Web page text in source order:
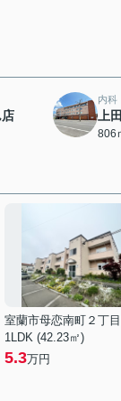
内科
上
806
室蘭市母恋南町２丁目
1LDK (42.23㎡)
5.3万円